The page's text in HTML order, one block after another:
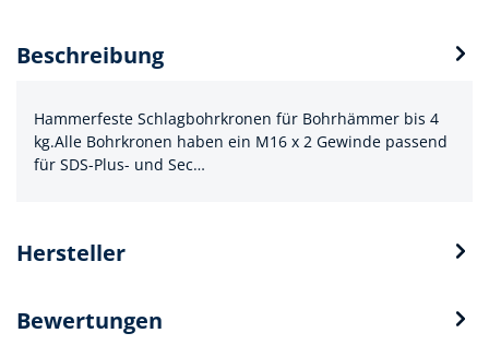
Beschreibung
Hammerfeste Schlagbohrkronen für Bohrhämmer bis 4
kg.Alle Bohrkronen haben ein M16 x 2 Gewinde passend
für SDS-Plus- und Sec…
Hersteller
Bewertungen